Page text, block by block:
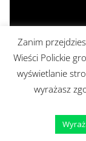
https://
Zanim
Wieści Polickie
wyświetlanie
wyrażasz